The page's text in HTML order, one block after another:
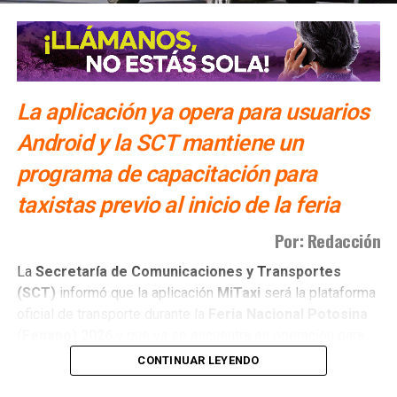
La aplicación ya opera para usuarios
Android y la SCT mantiene un
programa de capacitación para
taxistas previo al inicio de la feria
Por: Redacción
La Secretaría de Comunicaciones y Transportes
(SCT) informó que la aplicación MiTaxi será la plataforma
usuarios con dispositivosAndroid.
CONTINUAR LEYENDO